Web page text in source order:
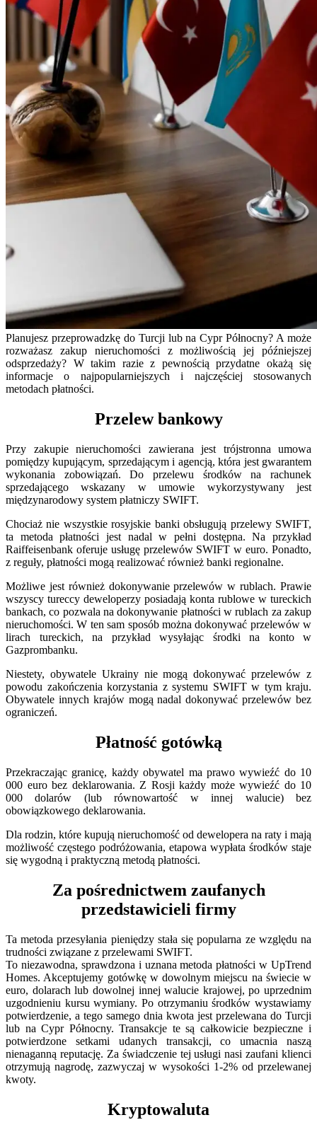
Planujesz przeprowadzkę do Turcji lub na Cypr Północny? A może
rozważasz zakup nieruchomości z możliwością jej późniejszej
odsprzedaży? W takim razie z pewnością przydatne okażą się
informacje o najpopularniejszych i najczęściej stosowanych
metodach płatności.
Przelew bankowy
Przy zakupie nieruchomości zawierana jest trójstronna umowa
pomiędzy kupującym, sprzedającym i agencją, która jest gwarantem
wykonania zobowiązań. Do przelewu środków na rachunek
sprzedającego wskazany w umowie wykorzystywany jest
międzynarodowy system płatniczy SWIFT.
Chociaż nie wszystkie rosyjskie banki obsługują przelewy SWIFT,
ta metoda płatności jest nadal w pełni dostępna. Na przykład
Raiffeisenbank oferuje usługę przelewów SWIFT w euro. Ponadto,
z reguły, płatności mogą realizować również banki regionalne.
Możliwe jest również dokonywanie przelewów w rublach. Prawie
wszyscy tureccy deweloperzy posiadają konta rublowe w tureckich
bankach, co pozwala na dokonywanie płatności w rublach za zakup
nieruchomości. W ten sam sposób można dokonywać przelewów w
lirach tureckich, na przykład wysyłając środki na konto w
Gazprombanku.
Niestety, obywatele Ukrainy nie mogą dokonywać przelewów z
powodu zakończenia korzystania z systemu SWIFT w tym kraju.
Obywatele innych krajów mogą nadal dokonywać przelewów bez
ograniczeń.
Płatność gotówką
Przekraczając granicę, każdy obywatel ma prawo wywieźć do 10
000 euro bez deklarowania. Z Rosji każdy może wywieźć do 10
000 dolarów (lub równowartość w innej walucie) bez
obowiązkowego deklarowania.
Dla rodzin, które kupują nieruchomość od dewelopera na raty i mają
możliwość częstego podróżowania, etapowa wypłata środków staje
się wygodną i praktyczną metodą płatności.
Za pośrednictwem zaufanych
przedstawicieli firmy
Ta metoda przesyłania pieniędzy stała się popularna ze względu na
trudności związane z przelewami SWIFT.
To niezawodna, sprawdzona i uznana metoda płatności w UpTrend
Homes. Akceptujemy gotówkę w dowolnym miejscu na świecie w
euro, dolarach lub dowolnej innej walucie krajowej, po uprzednim
uzgodnieniu kursu wymiany. Po otrzymaniu środków wystawiamy
potwierdzenie, a tego samego dnia kwota jest przelewana do Turcji
lub na Cypr Północny. Transakcje te są całkowicie bezpieczne i
potwierdzone setkami udanych transakcji, co umacnia naszą
nienaganną reputację. Za świadczenie tej usługi nasi zaufani klienci
otrzymują nagrodę, zazwyczaj w wysokości 1-2% od przelewanej
kwoty.
Kryptowaluta